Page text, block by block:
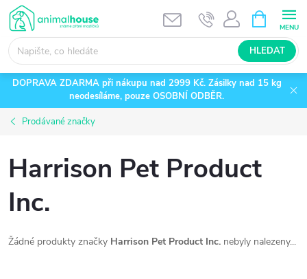
Přejít
na
obsah
HLEDAT
NÁKUPNÍ
KOŠÍK
DOPRAVA ZDARMA při nákupu nad 2999 Kč. Zásilky nad 15 kg
neodesíláme, pouze OSOBNÍ ODBĚR.
Prodávané značky
Harrison Pet Product
Inc.
Žádné produkty značky Harrison Pet Product Inc. nebyly nalezeny...